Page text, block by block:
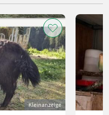
Kleinanzeige